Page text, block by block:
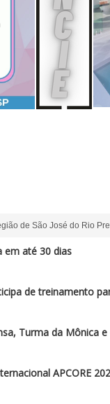
de São José do Rio
em até 30 dias
de treinamento
Turma da Mônica
APCORE